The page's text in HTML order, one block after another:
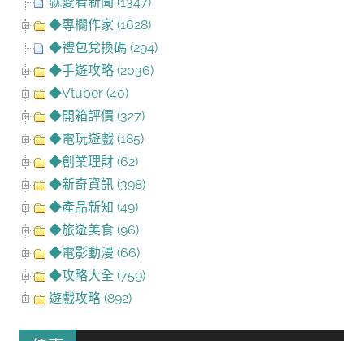
◆專欄作家 (1628)
◆禮包兌換碼 (294)
◆手遊攻略 (2036)
◆Vtuber (40)
◆開箱評價 (327)
◆電玩遊戲 (185)
◆創業理財 (62)
◆新奇資訊 (398)
◆產品新知 (49)
◆旅遊美食 (96)
◆電影動漫 (66)
◆攻略大全 (759)
遊戲攻略 (892)